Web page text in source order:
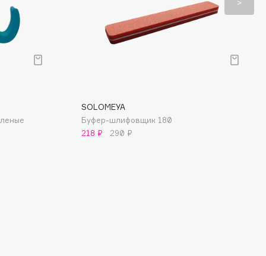
SOLOMEYA
Буфер-шлифовщик 180
218 ₽
290 ₽